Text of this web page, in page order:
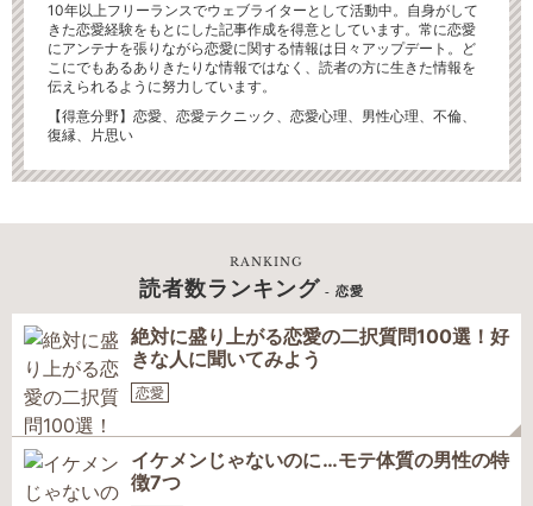
10年以上フリーランスでウェブライターとして活動中。自身がして
きた恋愛経験をもとにした記事作成を得意としています。常に恋愛
にアンテナを張りながら恋愛に関する情報は日々アップデート。ど
こにでもあるありきたりな情報ではなく、読者の方に生きた情報を
伝えられるように努力しています。
【得意分野】恋愛、恋愛テクニック、恋愛心理、男性心理、不倫、
復縁、片思い
RANKING
読者数ランキング - 恋愛
絶対に盛り上がる恋愛の二択質問100選！好
きな人に聞いてみよう
恋愛
イケメンじゃないのに…モテ体質の男性の特
徴7つ